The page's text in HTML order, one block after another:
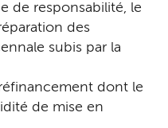
de responsabilité, le
des
subis par la
dont le
de mise en